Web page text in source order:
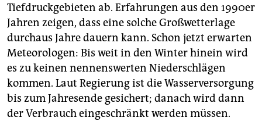
Tiefdruckgebieten ab. Erfahrungen aus den 1990er
Jahren zeigen, dass eine solche Großwetterlage
durchaus Jahre dauern kann. Schon jetzt erwarten
Meteorologen: Bis weit in den Winter hinein wird
es zu keinen nennenswerten Niederschlägen
kommen. Laut Regierung ist die Wasserversorgung
bis zum Jahresende gesichert; danach wird dann
der Verbrauch eingeschränkt werden müssen.